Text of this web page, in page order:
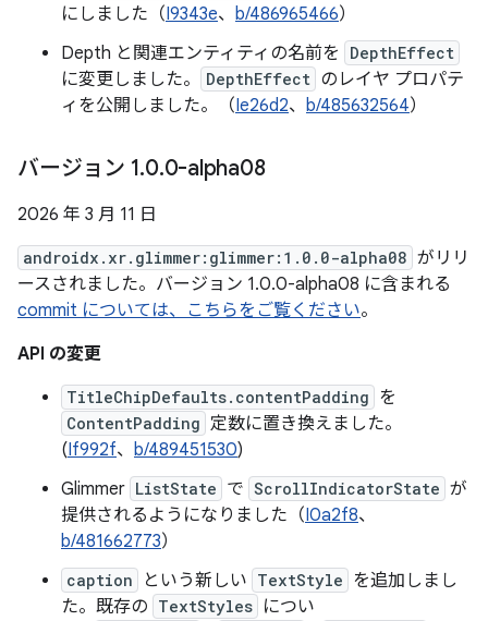
にしました（I9343e、 b/486965466）
Depth と関連エンティティの名前を
DepthEffect
に変更しました。 DepthEffect のレイヤ プロパテ
ィを公開しました。（Ie26d2、 b/485632564）
バージョン 1.0.0-alpha08
2026 年 3 月 11 日
androidx.xr.glimmer:glimmer:1.0.0-alpha08 がリリ
ースされました。バージョン 1.0.0-alpha08 に含まれる
commit については、こちらをご覧ください。
API の変更
TitleChipDefaults.contentPadding を
ContentPadding 定数に置き換えました。
(If992f、 b/489451530)
Glimmer ListState で ScrollIndicatorState が
提供されるようになりました（I0a2f8、
b/481662773）
caption という新しい TextStyle を追加しまし
た。既存の TextStyles につい